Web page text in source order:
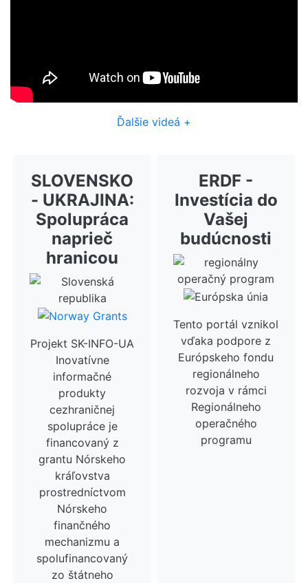
Ďalšie videá +
SLOVENSKO
- UKRAJINA:
Spolupráca
naprieč
hranicou
Projekt SK-INFO-UA
Inovatívne
informačné
produkty
cezhraničnej
spolupráce je
financovaný z
grantu Nórskeho
kráľovstva
prostredníctvom
Nórskeho
finančného
mechanizmu a
spolufinancovaný
zo štátneho
ERDF -
Investícia do
Vašej
budúcnosti
Tento portál vznikol
vďaka podpore z
Európskeho fondu
regionálneho
rozvoja v rámci
Regionálneho
operačného
programu